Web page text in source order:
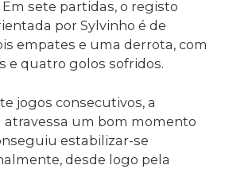
sete partidas, o registo
por Sylvinho é de
empates e uma derrota, com
e quatro golos sofridos.
jogos consecutivos, a
atravessa um bom momento
estabilizar-se
desde logo pela